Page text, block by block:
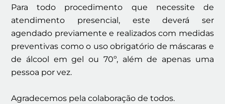
Para todo procedimento que necessite de
atendimento presencial, este deverá ser
agendado previamente e realizados com medidas
preventivas como o uso obrigatório de máscaras e
de álcool em gel ou 70º, além de apenas uma
pessoa por vez.
Agradecemos pela colaboração de todos.